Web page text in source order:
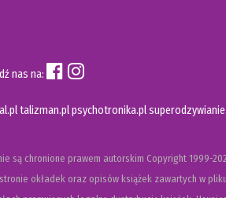
nas na:
talizman.pl psychotronika.pl
są chronione prawem autorskim Copyright 1999-
okładek oraz opisów książek zawartych w pliku